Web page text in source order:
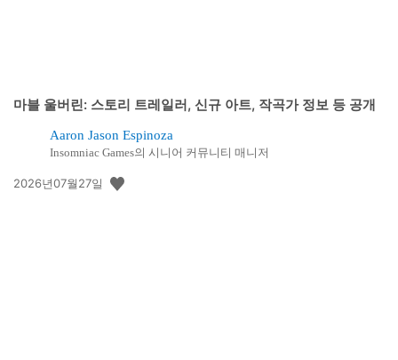
마블 울버린: 스토리 트레일러, 신규 아트, 작곡가 정보 등 공개
Aaron Jason Espinoza
Insomniac Games의 시니어 커뮤니티 매니저
공
2026년07월27일